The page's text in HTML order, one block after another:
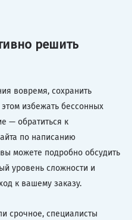
решить
вовремя, сохранить
избежать бессонных
— обратиться к
по написанию
можете подробно обсудить
уровень сложности и
к вашему заказу.
срочное, специалисты